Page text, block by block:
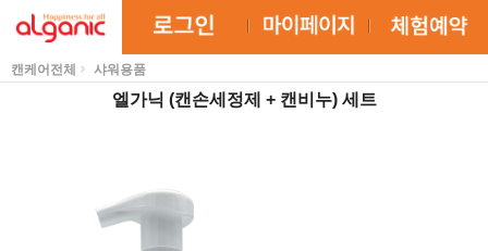
캔케어전체 샤워용품
엘가닉 (캔손세정제 + 캔비누) 세트